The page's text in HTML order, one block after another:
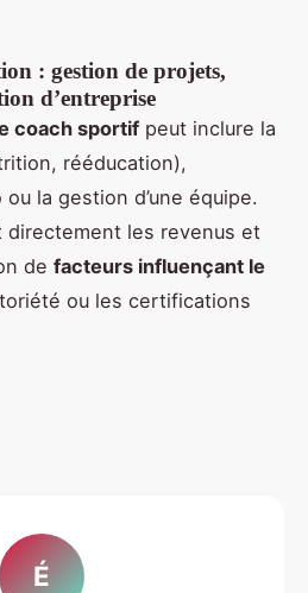
: gestion de projets,
d’entreprise
coach sportif peut inclure la
rééducation),
ou la gestion d’une équipe.
directement les revenus et
de facteurs influençant le
ou les certifications
É